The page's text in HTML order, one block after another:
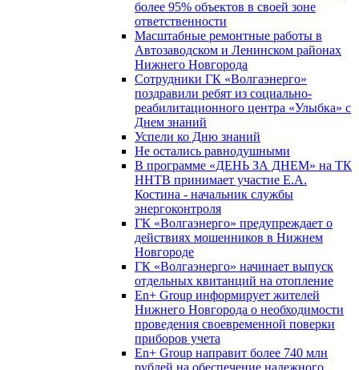
более 95% объектов в своей зоне
ответственности
Масштабные ремонтные работы в
Автозаводском и Ленинском районах
Нижнего Новгорода
Сотрудники ГК «Волгаэнерго»
поздравили ребят из социально-
реабилитационного центра «Улыбка» с
Днем знаний
Успели ко Дню знаний
Не остались равнодушными
В программе «ДЕНЬ ЗА ДНЕМ» на ТК
ННТВ принимает участие Е.А.
Костина - начальник службы
энергоконтроля
ГК «Волгаэнерго» предупреждает о
действиях мошенников в Нижнем
Новгороде
ГК «Волгаэнерго» начинает выпуск
отдельных квитанций на отопление
En+ Group информирует жителей
Нижнего Новгорода о необходимости
проведения своевременной поверки
приборов учета
En+ Group направит более 740 млн